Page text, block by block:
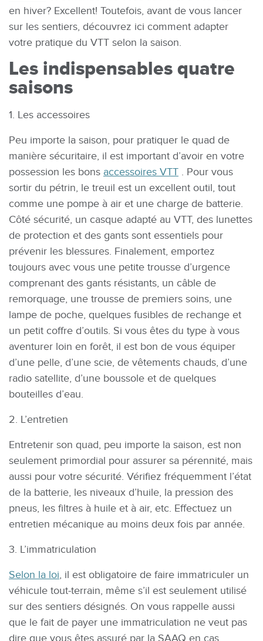
en hiver? Excellent! Toutefois, avant de vous lancer
sur les sentiers, découvrez ici comment adapter
votre pratique du VTT selon la saison.
Les indispensables quatre
saisons
1. Les accessoires
Peu importe la saison, pour pratiquer le quad de
manière sécuritaire, il est important d’avoir en votre
possession les bons accessoires VTT . Pour vous
sortir du pétrin, le treuil est un excellent outil, tout
comme une pompe à air et une charge de batterie.
Côté sécurité, un casque adapté au VTT, des lunettes
de protection et des gants sont essentiels pour
prévenir les blessures. Finalement, emportez
toujours avec vous une petite trousse d’urgence
comprenant des gants résistants, un câble de
remorquage, une trousse de premiers soins, une
lampe de poche, quelques fusibles de rechange et
un petit coffre d’outils. Si vous êtes du type à vous
aventurer loin en forêt, il est bon de vous équiper
d’une pelle, d’une scie, de vêtements chauds, d’une
radio satellite, d’une boussole et de quelques
bouteilles d’eau.
2. L’entretien
Entretenir son quad, peu importe la saison, est non
seulement primordial pour assurer sa pérennité, mais
aussi pour votre sécurité. Vérifiez fréquemment l’état
de la batterie, les niveaux d’huile, la pression des
pneus, les filtres à huile et à air, etc. Effectuez un
entretien mécanique au moins deux fois par année.
3. L’immatriculation
Selon la loi, il est obligatoire de faire immatriculer un
véhicule tout-terrain, même s’il est seulement utilisé
sur des sentiers désignés. On vous rappelle aussi
que le fait de payer une immatriculation ne veut pas
dire que vous êtes assuré par la SAAQ en cas